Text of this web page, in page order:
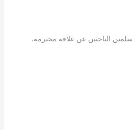
الباحثين عن علاقة محترمة.